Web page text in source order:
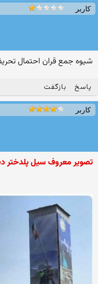
کاربر
شیوه جمع قران احتمال
پاسخ بازگفت
کاربر
تصویر معروف سیل